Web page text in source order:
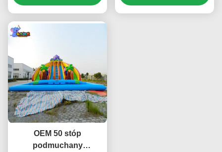
statku wycieczkowego
stóp z basenem
OEM 50 stóp
podmuchany